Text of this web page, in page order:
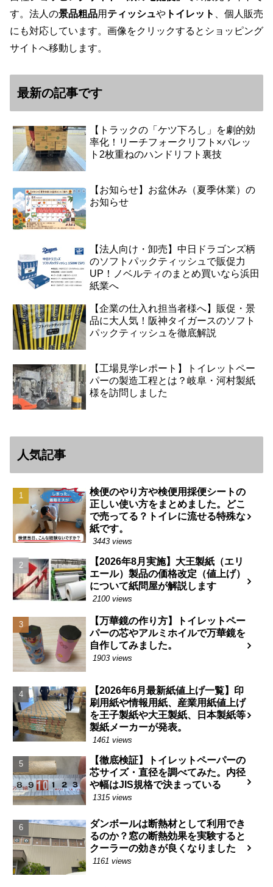
す。法人の景品粗品用 ティッシュや トイレット
、個人販売
にも対応しています。画像をクリックするとショッピング
サイトへ移動します。
最新の記事です
【トラックの「ケツ下ろし」を劇的効
率化！リーチフォークリフト×パレッ
ト2枚重ねのハンドリフト裏技
【お知らせ】お盆休み（夏季休業）の
お知らせ
【法人向け・卸売】中日ドラゴンズ柄
のソフトパックティッシュで販促力
UP！ノベルティのまとめ買いなら浜田
紙業へ
【企業の仕入れ担当者様へ】販促・景
品に大人気！阪神タイガースのソフト
パックティッシュを徹底解説
【工場見学レポート】トイレットペー
パーの製造工程とは？岐阜・河村製紙
様を訪問しました
人気記事
検便のやり方や検便用採便シートの
正しい使い方をまとめました。どこ
で売ってる？トイレに流せる特殊な
紙です。
3443 views
【2026年8月実施】大王製紙（エリ
エール）製品の価格改定（値上げ）
について紙問屋が解説します
2100 views
【万華鏡の作り方】トイレットペー
パーの芯やアルミホイルで万華鏡を
自作してみました。
1903 views
【2026年6月最新紙値上げ一覧】印
刷用紙や情報用紙、産業用紙値上げ
を王子製紙や大王製紙、日本製紙等
製紙メーカーが発表。
1461 views
【徹底検証】トイレットペーパーの
芯サイズ・直径を調べてみた。内径
や幅はJIS規格で決まっている
1315 views
ダンボールは断熱材として利用でき
るのか？窓の断熱効果を実験すると
クーラーの効きが良くなりました
1161 views